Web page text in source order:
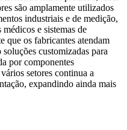
são amplamente utilizados
industriais e de medição,
e sistemas de
que os fabricantes atendam
customizadas para
por componentes
setores continua a
expandindo ainda mais